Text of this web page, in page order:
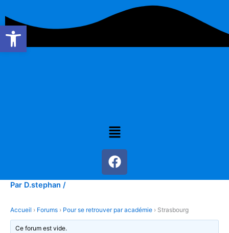
au
contenu
Menu
F
a
c
b
o
Par D.stephan /
Accueil › Forums › Pour se retrouver par académie › Strasbourg
Ce forum est vide.
Ouvrir la barre d’outils